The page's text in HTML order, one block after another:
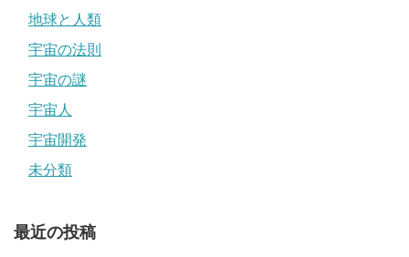
地球と人類
宇宙の法則
宇宙の謎
宇宙人
宇宙開発
未分類
最近の投稿